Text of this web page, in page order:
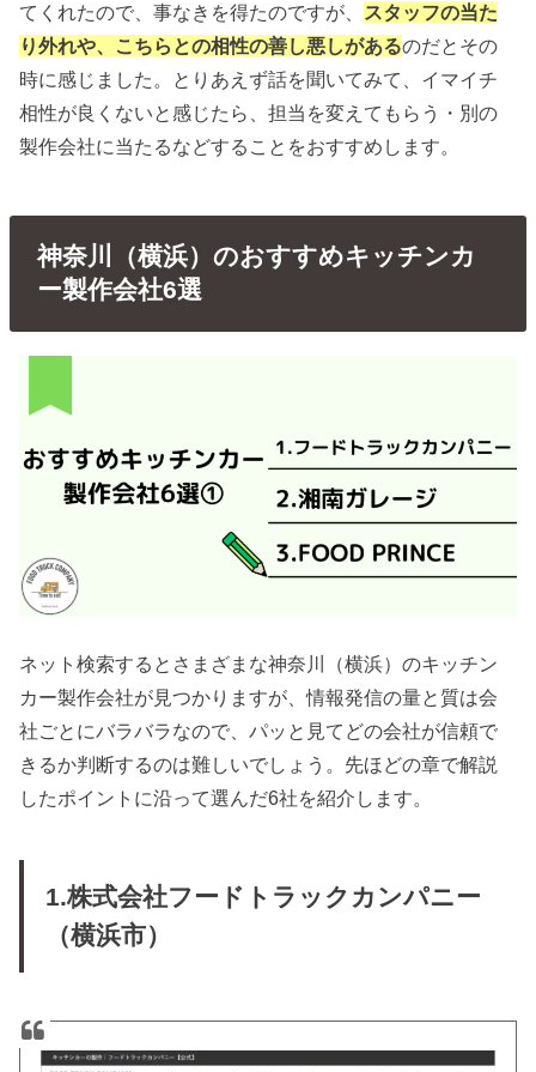
てくれたので、事なきを得たのですが、 スタッフの当た
り外れや、こちらとの相性の善し悪しがあるのだとその
時に感じました。とりあえず話を聞いてみて、イマイチ
相性が良くないと感じたら、担当を変えてもらう・別の
製作会社に当たるなどすることをおすすめします。
神奈川（横浜）のおすすめキッチンカ
ー製作会社6選
ネット検索するとさまざまな神奈川（横浜）のキッチン
カー製作会社が見つかりますが、情報発信の量と質は会
社ごとにバラバラなので、パッと見てどの会社が信頼で
きるか判断するのは難しいでしょう。先ほどの章で解説
したポイントに沿って選んだ6社を紹介します。
1.株式会社フードトラックカンパニー
（横浜市）